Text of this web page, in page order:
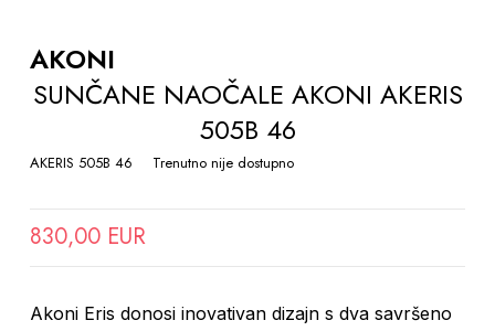
THE
BEGINNING
OF
GALLERY
AKONI
SUNČANE NAOČALE AKONI AKERIS
505B 46
AKERIS 505B 46 Trenutno nije dostupno
830,00 EUR
Akoni Eris donosi inovativan dizajn s dva savršeno